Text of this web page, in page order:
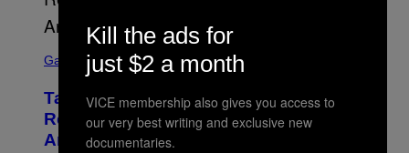
C
N
S
H
Gaming
Take-Two Doubles Down on GTA 6
Release Date Following Netflix
Announcement
Kill the ads for
just $2 a month
VICE membership also gives you access to
our very best writing and exclusive new
documentaries.